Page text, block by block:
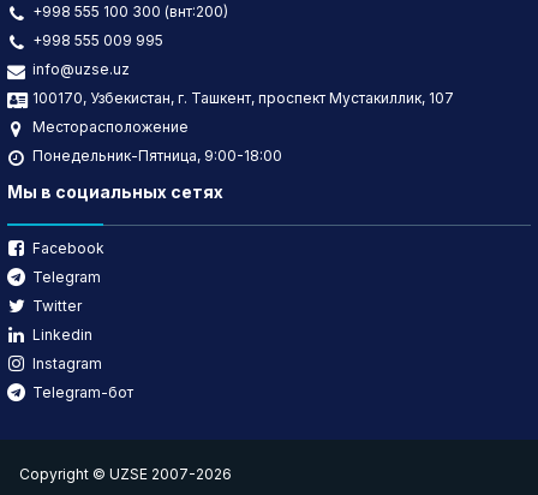
+998 555 100 300 (внт:200)
+998 555 009 995
info@uzse.uz
100170, Узбекистан, г. Ташкент, проспект Мустакиллик, 107
Месторасположение
Понедельник-Пятница, 9:00-18:00
Мы в социальных сетях
Facebook
Telegram
Twitter
Linkedin
Instagram
Telegram-бот
Copyright © UZSE 2007-2026